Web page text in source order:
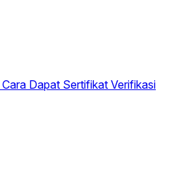
Cara Dapat Sertifikat Verifikasi